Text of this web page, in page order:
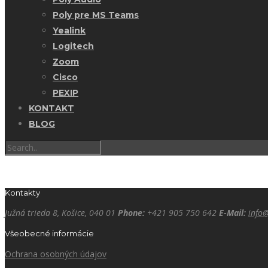
Poly pre MS Teams
Yealink
Logitech
Zoom
Cisco
PEXIP
KONTAKT
BLOG
Kontakty
Južná trieda 8, Košice, 040 01 Phone: +421 905 750 642 E-Mail:
Všeobecné informácie
Ochrana osobných údajov